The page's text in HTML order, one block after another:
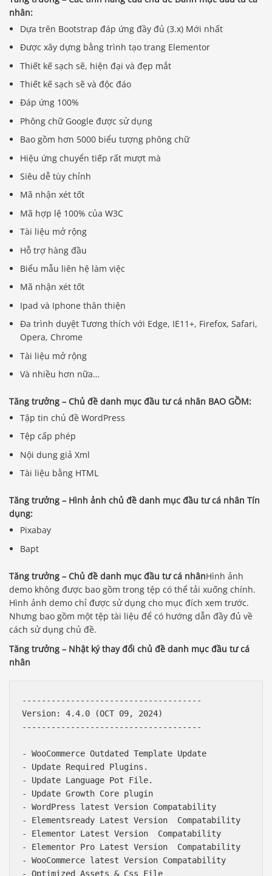
nhân:
Dựa trên Bootstrap đáp ứng đầy đủ (3.x) Mới nhất
Được xây dựng bằng trình tạo trang Elementor
Thiết kế sạch sẽ, hiện đại và đẹp mắt
Thiết kế sạch sẽ và độc đáo
Đáp ứng 100%
Phông chữ Google được sử dụng
Bao gồm hơn 5000 biểu tượng phông chữ
Hiệu ứng chuyển tiếp rất mượt mà
Siêu dễ tùy chỉnh
Mã nhận xét tốt
Mã hợp lệ 100% của W3C
Tài liệu mở rộng
Hỗ trợ hàng đầu
Biểu mẫu liên hệ làm việc
Mã nhận xét tốt
Ipad và Iphone thân thiện
Đa trình duyệt Tương thích với Edge, IE11+, Firefox, Safari,
Opera, Chrome
Tài liệu mở rộng
Và nhiều hơn nữa…
Tăng trưởng – Chủ đề danh mục đầu tư cá nhân BAO GỒM:
Tập tin chủ đề WordPress
Tệp cấp phép
Nội dung giả Xml
Tài liệu bằng HTML
Tăng trưởng – Hình ảnh chủ đề danh mục đầu tư cá nhân Tín
dụng:
Pixabay
Bapt
Tăng trưởng – Chủ đề danh mục đầu tư cá nhânHình ảnh
demo không được bao gồm trong tệp có thể tải xuống chính.
Hình ảnh demo chỉ được sử dụng cho mục đích xem trước.
Nhưng bao gồm một tệp tài liệu để có hướng dẫn đầy đủ về
cách sử dụng chủ đề.
Tăng trưởng – Nhật ký thay đổi chủ đề danh mục đầu tư cá
nhân
-------------------------------------
Version: 4.4.0 (OCT 09, 2024)
-------------------------------------
- WooCommerce Outdated Template Update
- Update Required Plugins.
- Update Language Pot File.
- Update Growth Core plugin
- WordPress latest Version Compatability
- Elementsready Latest Version  Compatability
- Elementor Latest Version  Compatability
- Elementor Pro Latest Version  Compatability
- WooCommerce latest Version Compatability
- Optimized Assets & Css File